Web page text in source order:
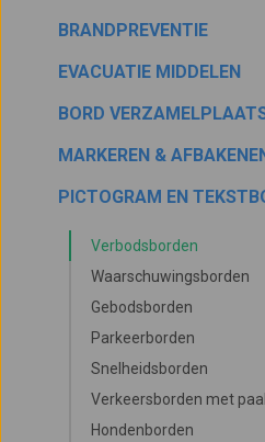
BRANDPREVENTIE
EVACUATIE MIDDELEN
BORD
MARKEREN &
PICTOGRAM EN
Verbodsborden
Waarschuwingsborden
Gebodsborden
Parkeerborden
Snelheidsborden
Verkeersborden met paal
Hondenborden